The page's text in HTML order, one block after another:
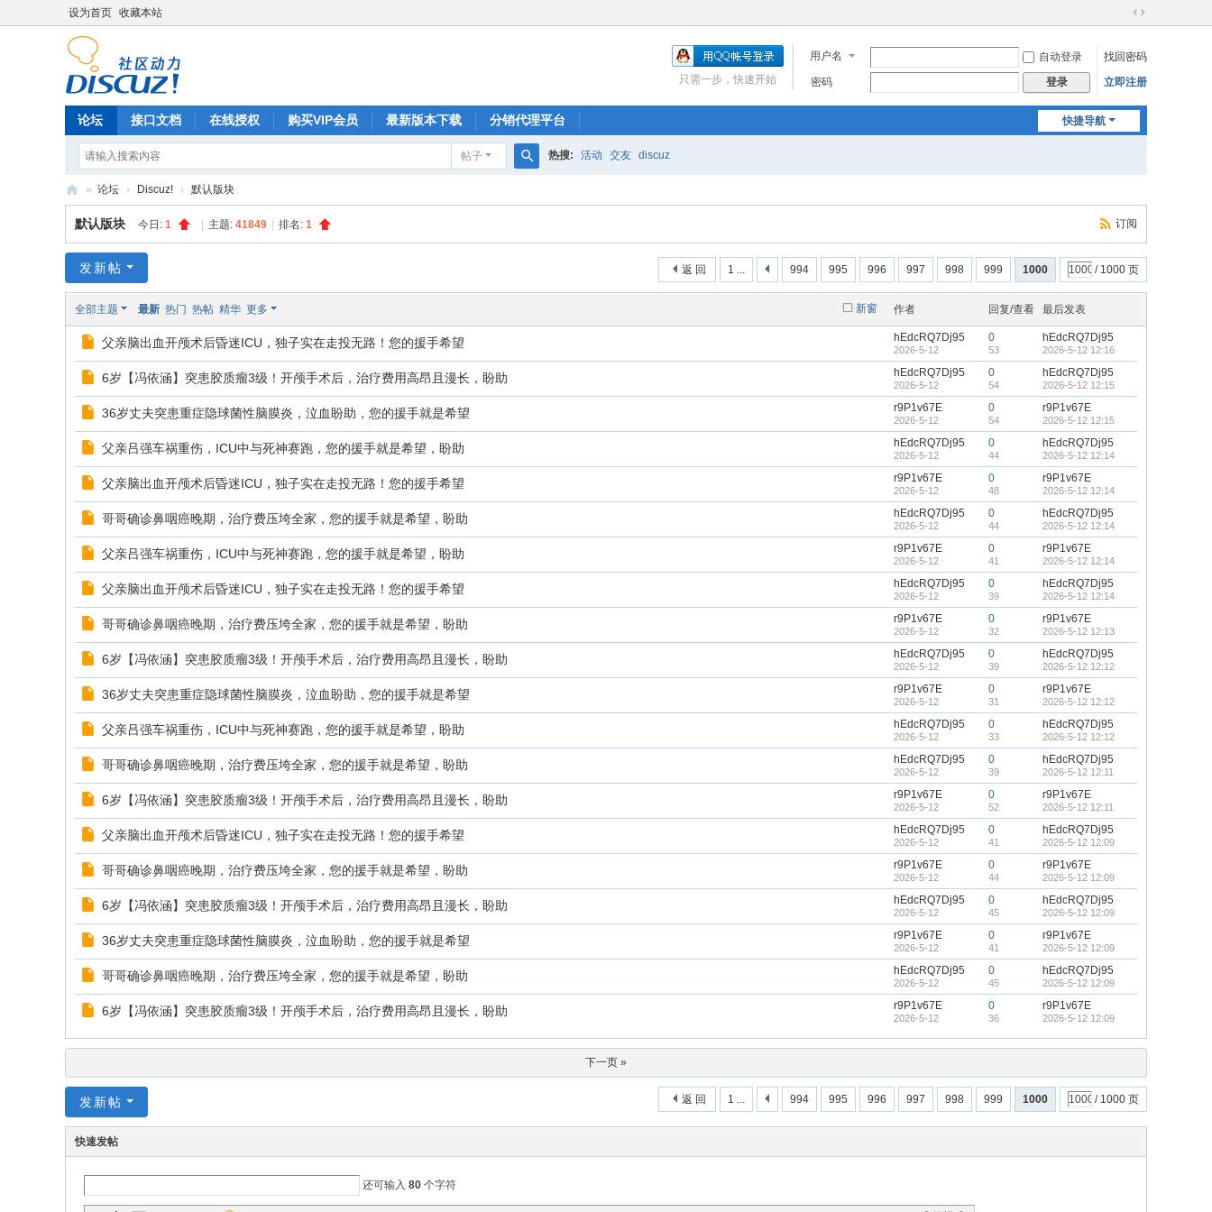
设为首页 收藏本站
切
到
宽
用户名 自动登录
找回密码
密码
登录 立即注册
只需一步，快速开始
快捷导航
论坛 接口文档 在线授权 购买VIP会员 最新版本下载 分销代理平台
帖子
索
热搜: 活动 交友 discuz
Di
sc
!
» 论坛 › Discuz! › 默认版块
订阅
默认版块 今日: 1 主题: 41849 排名: 1
1 ... 994 995 996 997 998 999 1000 / 1000 页
返 回
发新帖
新窗
全部主题 最新 热门 热帖 精华 更多 作者 回复/查看 最后发表
父亲脑出血开颅术后昏迷ICU，独子实在走投无路！您的援手希望 hEdcRQ7Dj95
2026-5-12
0
53
hEdcRQ7Dj95
2026-5-12 12:16
6岁【冯依涵】突患胶质瘤3级！开颅手术后，治疗费用高昂且漫长，盼助 hEdcRQ7Dj95
2026-5-12
0
54
hEdcRQ7Dj95
2026-5-12 12:15
36岁丈夫突患重症隐球菌性脑膜炎，泣血盼助，您的援手就是希望 r9P1v67E
2026-5-12
0
54
r9P1v67E
2026-5-12 12:15
父亲吕强车祸重伤，ICU中与死神赛跑，您的援手就是希望，盼助 hEdcRQ7Dj95
2026-5-12
0
44
hEdcRQ7Dj95
2026-5-12 12:14
父亲脑出血开颅术后昏迷ICU，独子实在走投无路！您的援手希望 r9P1v67E
2026-5-12
0
48
r9P1v67E
2026-5-12 12:14
哥哥确诊鼻咽癌晚期，治疗费压垮全家，您的援手就是希望，盼助 hEdcRQ7Dj95
2026-5-12
0
44
hEdcRQ7Dj95
2026-5-12 12:14
父亲吕强车祸重伤，ICU中与死神赛跑，您的援手就是希望，盼助 r9P1v67E
2026-5-12
0
41
r9P1v67E
2026-5-12 12:14
父亲脑出血开颅术后昏迷ICU，独子实在走投无路！您的援手希望 hEdcRQ7Dj95
2026-5-12
0
39
hEdcRQ7Dj95
2026-5-12 12:14
哥哥确诊鼻咽癌晚期，治疗费压垮全家，您的援手就是希望，盼助 r9P1v67E
2026-5-12
0
32
r9P1v67E
2026-5-12 12:13
6岁【冯依涵】突患胶质瘤3级！开颅手术后，治疗费用高昂且漫长，盼助 hEdcRQ7Dj95
2026-5-12
0
39
hEdcRQ7Dj95
2026-5-12 12:12
36岁丈夫突患重症隐球菌性脑膜炎，泣血盼助，您的援手就是希望 r9P1v67E
2026-5-12
0
31
r9P1v67E
2026-5-12 12:12
父亲吕强车祸重伤，ICU中与死神赛跑，您的援手就是希望，盼助 hEdcRQ7Dj95
2026-5-12
0
33
hEdcRQ7Dj95
2026-5-12 12:12
哥哥确诊鼻咽癌晚期，治疗费压垮全家，您的援手就是希望，盼助 hEdcRQ7Dj95
2026-5-12
0
39
hEdcRQ7Dj95
2026-5-12 12:11
6岁【冯依涵】突患胶质瘤3级！开颅手术后，治疗费用高昂且漫长，盼助 r9P1v67E
2026-5-12
0
52
r9P1v67E
2026-5-12 12:11
父亲脑出血开颅术后昏迷ICU，独子实在走投无路！您的援手希望 hEdcRQ7Dj95
2026-5-12
0
41
hEdcRQ7Dj95
2026-5-12 12:09
哥哥确诊鼻咽癌晚期，治疗费压垮全家，您的援手就是希望，盼助 r9P1v67E
2026-5-12
0
44
r9P1v67E
2026-5-12 12:09
6岁【冯依涵】突患胶质瘤3级！开颅手术后，治疗费用高昂且漫长，盼助 hEdcRQ7Dj95
2026-5-12
0
45
hEdcRQ7Dj95
2026-5-12 12:09
36岁丈夫突患重症隐球菌性脑膜炎，泣血盼助，您的援手就是希望 r9P1v67E
2026-5-12
0
41
r9P1v67E
2026-5-12 12:09
哥哥确诊鼻咽癌晚期，治疗费压垮全家，您的援手就是希望，盼助 hEdcRQ7Dj95
2026-5-12
0
45
hEdcRQ7Dj95
2026-5-12 12:09
6岁【冯依涵】突患胶质瘤3级！开颅手术后，治疗费用高昂且漫长，盼助 r9P1v67E
2026-5-12
0
36
r9P1v67E
2026-5-12 12:09
下一页 »
1 ... 994 995 996 997 998 999 1000 / 1000 页
返 回
发新帖
快速发帖
还可输入 80 个字符